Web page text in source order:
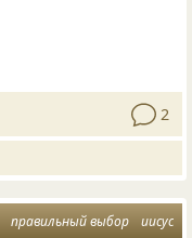
2
правильный выбор иисус